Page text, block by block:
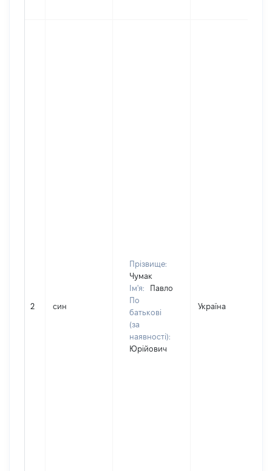
2 син
Прізвище:
Чумак
Ім'я:
Павло
По
батькові
(за
наявності):
Юрійович
Україна